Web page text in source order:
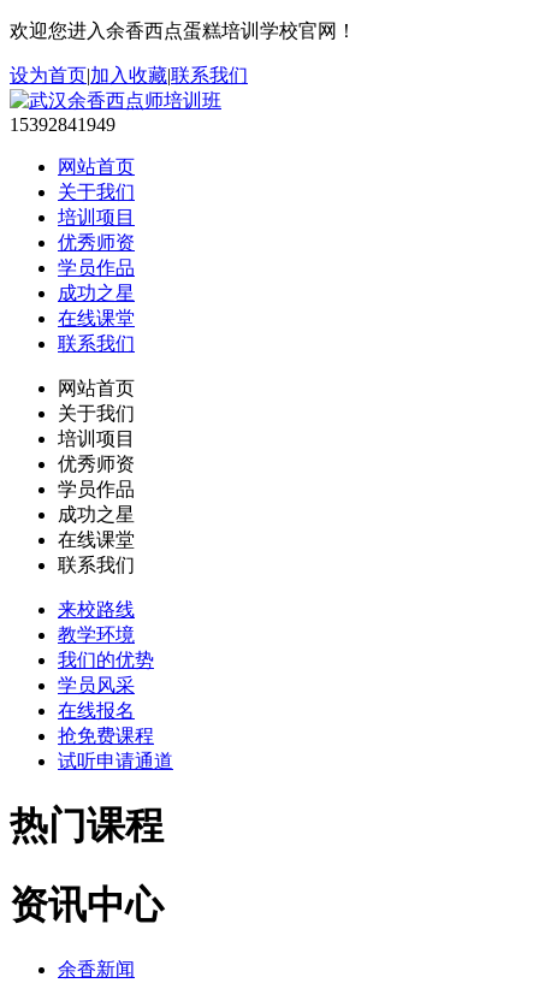
欢迎您进入余香西点蛋糕培训学校官网！
设为首页|加入收藏|联系我们
15392841949
网站首页
关于我们
培训项目
优秀师资
学员作品
成功之星
在线课堂
联系我们
网站首页
关于我们
培训项目
优秀师资
学员作品
成功之星
在线课堂
联系我们
来校路线
教学环境
我们的优势
学员风采
在线报名
抢免费课程
试听申请通道
热门课程
资讯中心
余香新闻